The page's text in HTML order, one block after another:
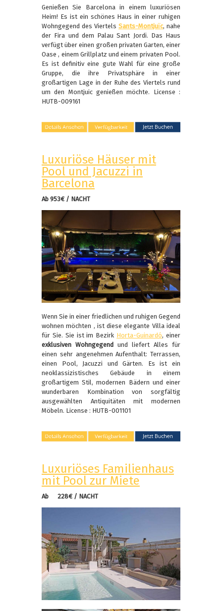
Genießen Sie Barcelona in einem luxuriösen
Heim! Es ist ein schönes Haus in einer ruhigen
Wohngegend des Viertels Sants-Montjuïc, nahe
der Fira und dem Palau Sant Jordi. Das Haus
verfügt über einen großen privaten Garten, einer
Oase , einem Grillplatz und einem privaten Pool.
Es ist definitiv eine gute Wahl für eine große
Gruppe, die ihre Privatsphäre in einer
großartigen Lage in der Ruhe des Viertels rund
um den Montjuic genießen möchte. License :
HUTB-009161
Luxuriöse Häuser mit
Pool und Jacuzzi in
Barcelona
Ab 953€ / NACHT
Wenn Sie in einer friedlichen und ruhigen Gegend
wohnen möchten , ist diese elegante Villa ideal
für Sie. Sie ist im Bezirk Horta-Guinardó, einer
exklusiven Wohngegend
und liefert Alles für
einen sehr angenehmen Aufenthalt: Terrassen,
einen Pool, Jacuzzi und Gärten. Es ist ein
neoklassizistisches Gebäude in einem
großartigem Stil, modernen Bädern und einer
wunderbaren Kombination von sorgfältig
ausgewählten Antiquitäten mit modernen
Möbeln. License : HUTB-001101
Luxuriöses Familienhaus
mit Pool zur Miete
Ab 228€ / NACHT